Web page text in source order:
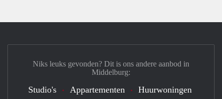
Niks leuks gevonden? Dit is ons andere aanbod in
Middelburg:
Studio's Appartementen Huurwoningen